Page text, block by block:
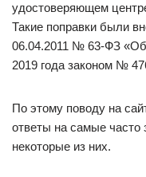
удостоверяющем
Такие поправки были
06.04.2011 № 63-ФЗ «Об
2019 года законом №
По этому поводу на
ответы на самые
некоторые из них.